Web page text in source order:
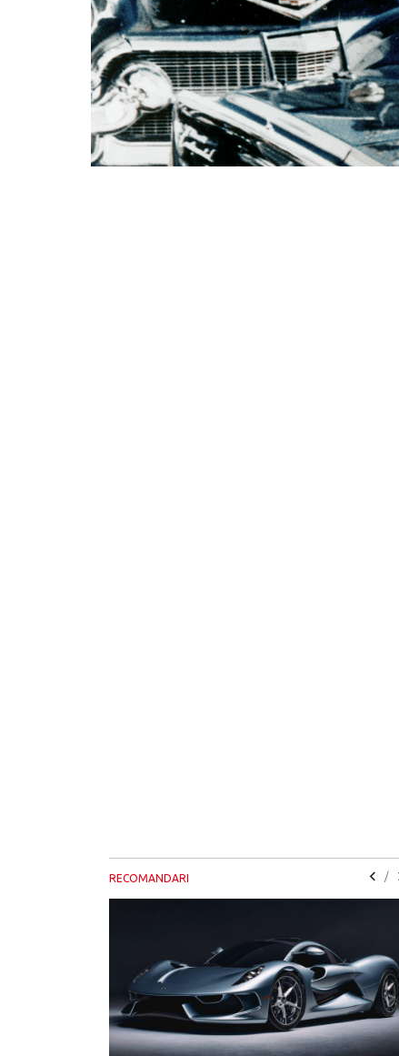
RECOMANDARI /